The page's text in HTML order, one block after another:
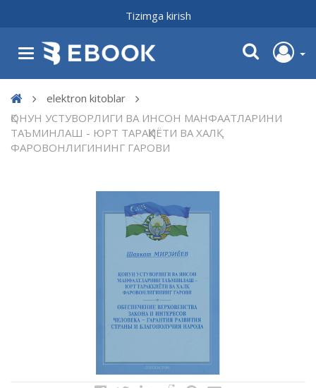
Tizimga kirish
elektron kitoblar
ҚОНУН УСТУВОРЛИГИ ВА ИНСОН МАНФААТЛАРИНИ
ТАЪМИНЛАШ - ЮРТ ТАРАҚҚИЁТИ ВА ХАЛҚ
ФАРОВОНЛИГИНИНГ ГАРОВИ